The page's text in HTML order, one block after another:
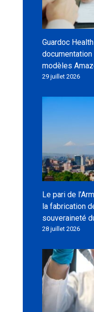
Guardoc
documentation
modèles
29 juillet 2026
Le pari de
la fabrication
souveraineté
28 juillet 2026